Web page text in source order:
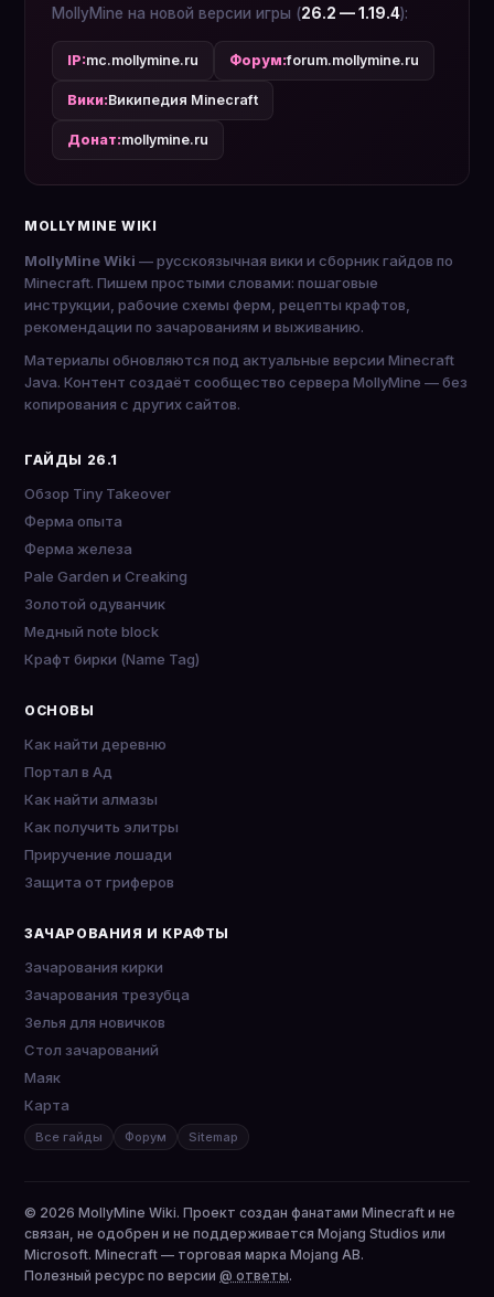
MollyMine на новой версии игры (26.2 — 1.19.4):
IP:mc.mollymine.ru Форум:forum.mollymine.ru
Вики:Википедия Minecraft
Донат:mollymine.ru
MOLLYMINE WIKI
MollyMine Wiki — русскоязычная вики и сборник гайдов по
Minecraft. Пишем простыми словами: пошаговые
инструкции, рабочие схемы ферм, рецепты крафтов,
рекомендации по зачарованиям и выживанию.
Материалы обновляются под актуальные версии Minecraft
Java. Контент создаёт сообщество сервера MollyMine — без
копирования с других сайтов.
ГАЙДЫ 26.1
Обзор Tiny Takeover
Ферма опыта
Ферма железа
Pale Garden и Creaking
Золотой одуванчик
Медный note block
Крафт бирки (Name Tag)
ОСНОВЫ
Как найти деревню
Портал в Ад
Как найти алмазы
Как получить элитры
Приручение лошади
Защита от гриферов
ЗАЧАРОВАНИЯ И КРАФТЫ
Зачарования кирки
Зачарования трезубца
Зелья для новичков
Стол зачарований
Маяк
Карта
Все гайды Форум Sitemap
© 2026 MollyMine Wiki. Проект создан фанатами Minecraft и не
связан, не одобрен и не поддерживается Mojang Studios или
Microsoft. Minecraft — торговая марка Mojang AB.
Полезный ресурс по версии @ ответы.